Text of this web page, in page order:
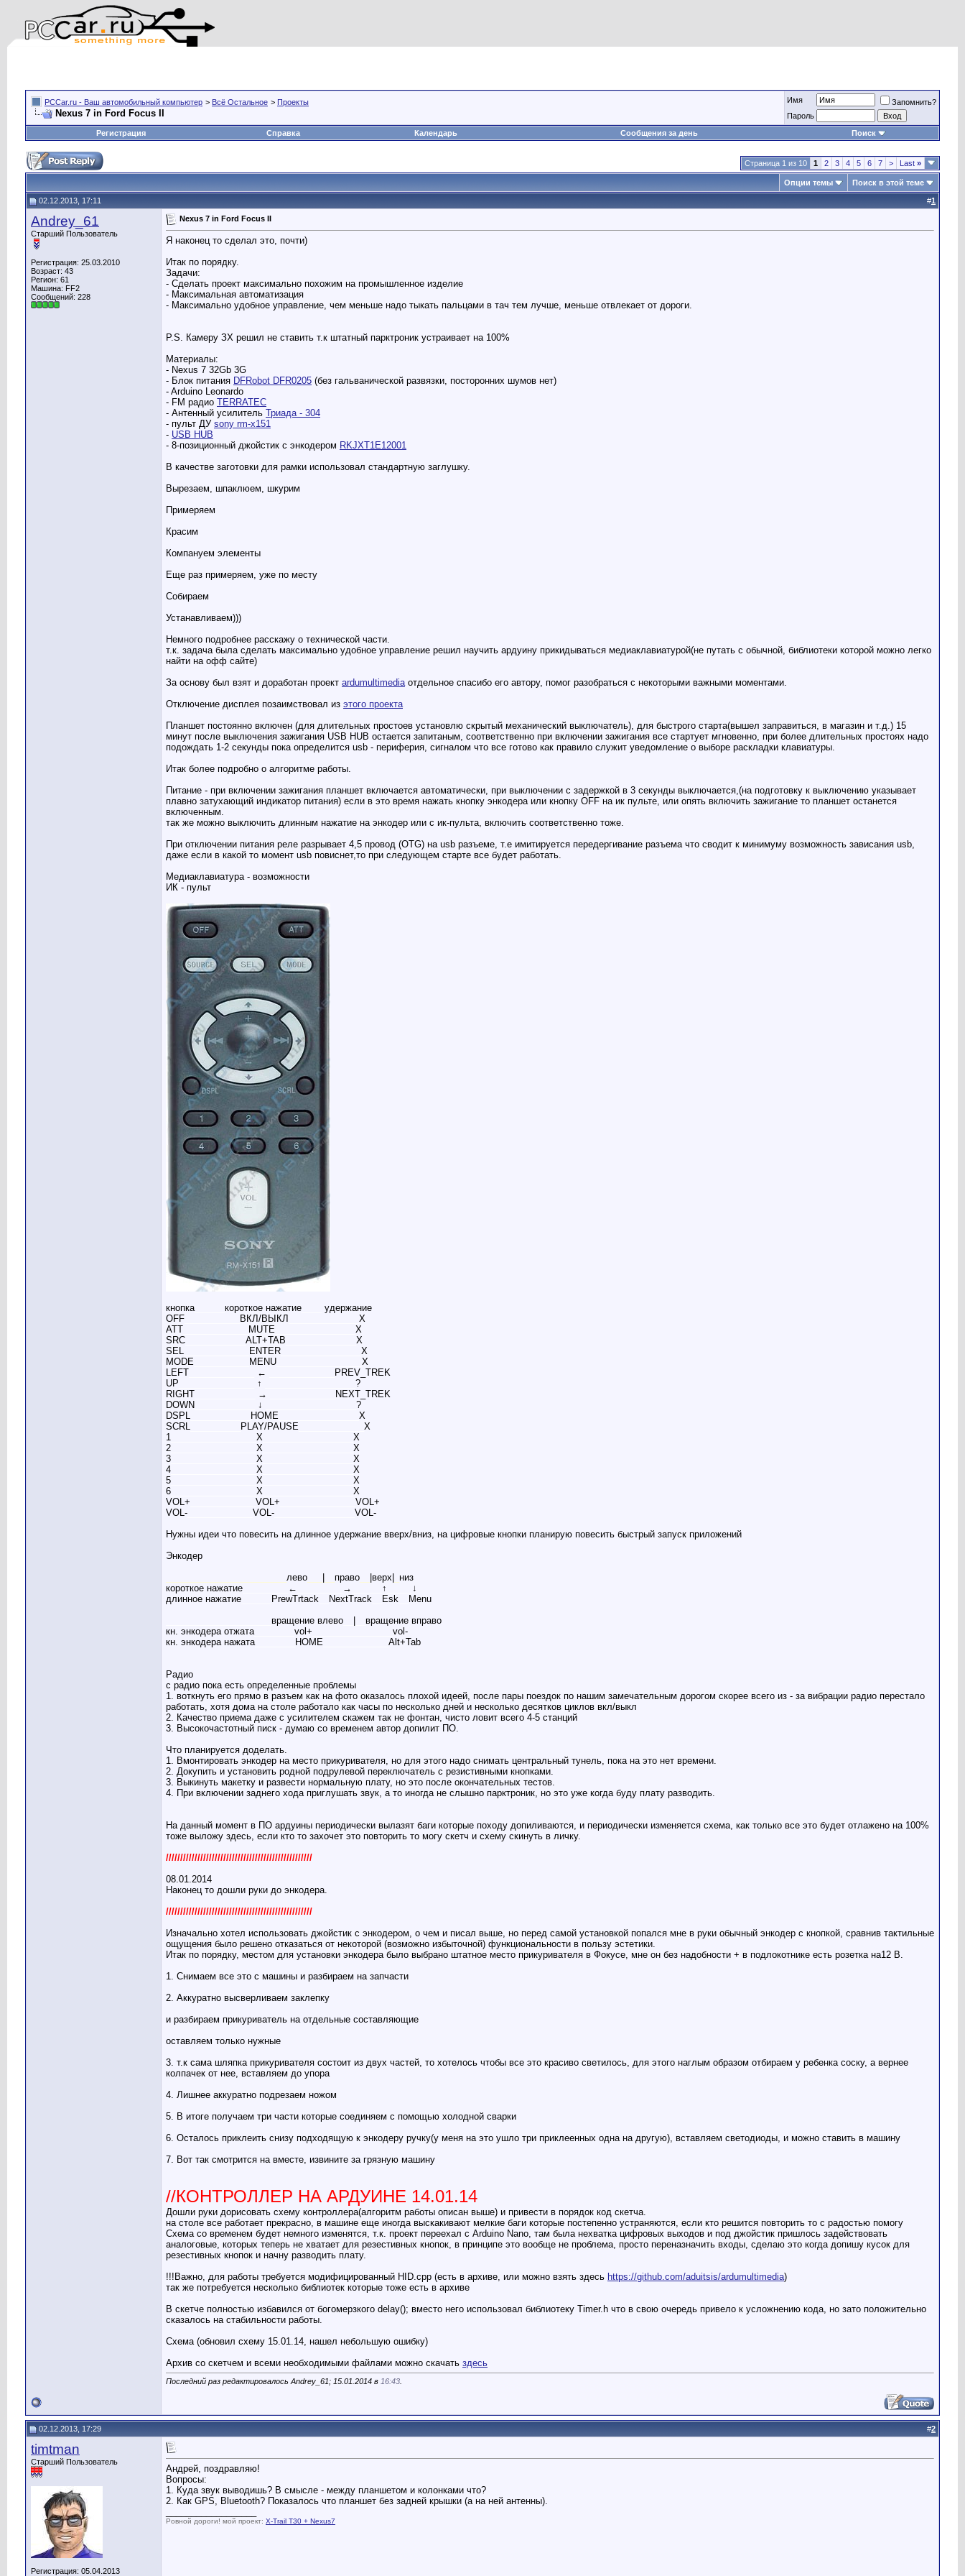
PCCar.ru - Ваш автомобильный компьютер > Всё Остальное > Проекты
Nexus 7 in Ford Focus II
Имя
Запомнить?
Пароль
Регистрация
Справка Календарь Сообщения за день Поиск
Страница 1 из 10 1 2 3 4 5 6 7 > Last »
Опции темы Поиск в этой теме
02.12.2013, 17:11 #1
Andrey_61
Старший Пользователь
Регистрация: 25.03.2010
Возраст: 43
Регион: 61
Машина: FF2
Сообщений: 228
Nexus 7 in Ford Focus II
Я наконец то сделал это, почти)
Итак по порядку.
Задачи:
- Сделать проект максимально похожим на промышленное изделие
- Максимальная автоматизация
- Максимально удобное управление, чем меньше надо тыкать пальцами в тач тем лучше, меньше отвлекает от дороги.
P.S. Камеру ЗХ решил не ставить т.к штатный парктроник устраивает на 100%
Материалы:
- Nexus 7 32Gb 3G
- Блок питания DFRobot DFR0205 (без гальванической развязки, посторонних шумов нет)
- Arduino Leonardo
- FM радио TERRATEC
- Антенный усилитель Триада - 304
- пульт ДУ sony rm-x151
- USB HUB
- 8-позиционный джойстик с энкодером RKJXT1E12001
В качестве заготовки для рамки использовал стандартную заглушку.
Вырезаем, шпаклюем, шкурим
Примеряем
Красим
Компануем элементы
Еще раз примеряем, уже по месту
Собираем
Устанавливаем)))
Немного подробнее расскажу о технической части.
т.к. задача была сделать максимально удобное управление решил научить ардуину прикидываться медиаклавиатурой(не путать с обычной, библиотеки которой можно легко
найти на офф сайте)
За основу был взят и доработан проект ardumultimediaотдельное спасибо его автору, помог разобраться с некоторыми важными моментами.
Отключение дисплея позаимствовал из этого проекта
Планшет постоянно включен (для длительных простоев установлю скрытый механический выключатель), для быстрого старта(вышел заправиться, в магазин и т.д.) 15
минут после выключения зажигания USB HUB остается запитаным, соответственно при включении зажигания все стартует мгновенно, при более длительных простоях надо
подождать 1-2 секунды пока определится usb - периферия, сигналом что все готово как правило служит уведомление о выборе раскладки клавиатуры.
Итак более подробно о алгоритме работы.
Питание - при включении зажигания планшет включается автоматически, при выключении с задержкой в 3 секунды выключается,(на подготовку к выключению указывает
плавно затухающий индикатор питания) если в это время нажать кнопку энкодера или кнопку OFF на ик пульте, или опять включить зажигание то планшет останется
включенным.
так же можно выключить длинным нажатие на энкодер или с ик-пульта, включить соответственно тоже.
При отключении питания реле разрывает 4,5 провод (OTG) на usb разъеме, т.е имитируется передергивание разъема что сводит к минимуму возможность зависания usb,
даже если в какой то момент usb повиснет,то при следующем старте все будет работать.
Медиаклавиатура - возможности
ИК - пульт
кнопка______ короткое нажатие
удержание
OFF
ВКЛ/ВЫКЛ
X
ATT
MUTE
X
SRC
ALT+TAB
X
SEL
ENTER
X
MODE
MENU
X
LEFT
←
PREV_TREK
UP
↑
?
RIGHT
→
NEXT_TREK
DOWN
↓
?
DSPL
HOME
X
SCRL
PLAY/PAUSE
X
1
X
X
2
X
X
3
X
X
4
X
X
5
X
X
6
X
X
VOL+
VOL+
VOL+
VOL-
VOL-
VOL-
Нужны идеи что повесить на длинное удержание вверх/вниз, на цифровые кнопки планирую повесить быстрый запуск приложений
Энкодер
лево право |верх|
низ
короткое нажатие
← → ↑
↓
длинное нажатие
PrewTrtack NextTrack Esk
Menu
вращение влево
вращение вправо
кн. энкодера отжата________ vol+
vol-
кн. энкодера нажата________ HOME Alt+Tab
Радио
с радио пока есть определенные проблемы
1. воткнуть его прямо в разъем как на фото оказалось плохой идеей, после пары поездок по нашим замечательным дорогом скорее всего из - за вибрации радио перестало
работать, хотя дома на столе работало как часы по несколько дней и несколько десятков циклов вкл/выкл
2. Качество приема даже с усилителем скажем так не фонтан, чисто ловит всего 4-5 станций
3. Высокочастотный писк - думаю со временем автор допилит ПО.
Что планируется доделать.
1. Вмонтировать энкодер на место прикуривателя, но для этого надо снимать центральный тунель, пока на это нет времени.
2. Докупить и установить родной подрулевой переключатель с резистивными кнопками.
3. Выкинуть макетку и развести нормальную плату, но это после окончательных тестов.
4. При включении заднего хода приглушать звук, а то иногда не слышно парктроник, но это уже когда буду плату разводить.
На данный момент в ПО ардуины периодически вылазят баги которые походу допиливаются, и периодически изменяется схема, как только все это будет отлажено на 100%
тоже выложу здесь, если кто то захочет это повторить то могу скетч и схему скинуть в личку.
///////////////////////////////////////////////////
08.01.2014
Наконец то дошли руки до энкодера.
///////////////////////////////////////////////////
Изначально хотел использовать джойстик с энкодером, о чем и писал выше, но перед самой установкой попался мне в руки обычный энкодер с кнопкой, сравнив тактильные
ощущения было решено отказаться от некоторой (возможно избыточной) функциональности в пользу эстетики.
Итак по порядку, местом для установки энкодера было выбрано штатное место прикуривателя в Фокусе, мне он без надобности + в подлокотнике есть розетка на12 В.
1. Снимаем все это с машины и разбираем на запчасти
2. Аккуратно высверливаем заклепку
и разбираем прикуриватель на отдельные составляющие
оставляем только нужные
3. т.к сама шляпка прикуривателя состоит из двух частей, то хотелось чтобы все это красиво светилось, для этого наглым образом отбираем у ребенка соску, а вернее
колпачек от нее, вставляем до упора
4. Лишнее аккуратно подрезаем ножом
5. В итоге получаем три части которые соединяем с помощью холодной сварки
6. Осталось приклеить снизу подходящую к энкодеру ручку(у меня на это ушло три приклеенных одна на другую), вставляем светодиоды, и можно ставить в машину
7. Вот так смотрится на вместе, извините за грязную машину
//КОНТРОЛЛЕР НА АРДУИНЕ 14.01.14
Дошли руки дорисовать схему контроллера(алгоритм работы описан выше) и привести в порядок код скетча.
на столе все работает прекрасно, в машине еще иногда выскакивают мелкие баги которые постепенно устраняются, если кто решится повторить то с радостью помогу
Схема со временем будет немного изменятся, т.к. проект переехал с Arduino Nano, там была нехватка цифровых выходов и под джойстик пришлось задействовать
аналоговые, которых теперь не хватает для резестивных кнопок, в принципе это вообще не проблема, просто переназначить входы, сделаю это когда допишу кусок для
резестивных кнопок и начну разводить плату.
!!!Важно, для работы требуется модифицированный HID.cpp (есть в архиве, или можно взять здесь https://github.com/aduitsis/ardumultimedia)
так же потребуется несколько библиотек которые тоже есть в архиве
В скетче полностью избавился от богомерзкого delay(); вместо него использовал библиотеку Timer.h что в свою очередь привело к усложнению кода, но зато положительно
сказалось на стабильности работы.
Схема (обновил схему 15.01.14, нашел небольшую ошибку)
Архив со скетчем и всеми необходимыми файлами можно скачать здесь
Последний раз редактировалось Andrey_61; 15.01.2014 в 16:43
02.12.2013, 17:29 #2
timtman
Старший Пользователь
Регистрация: 05.04.2013
Андрей, поздравляю!
Вопросы:
1. Куда звук выводишь? В смысле - между планшетом и колонками что?
2. Как GPS, Bluetooth? Показалось что планшет без задней крышки (а на ней антенны).
Ровной дороги! мой проект: X-Trail T30 + Nexus7